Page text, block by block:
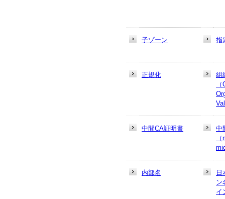
子ゾーン 指
正規化
組
中間CA証明書
中
内部名
ン
イ